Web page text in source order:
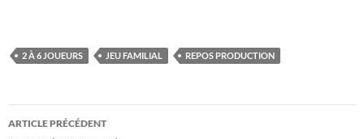
2 À 6 JOUEURS JEU FAMILIAL REPOS PRODUCTION
Navigation
ARTICLE PRÉCÉDENT